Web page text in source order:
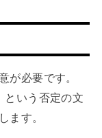
が必要です。
という否定の文
ます。